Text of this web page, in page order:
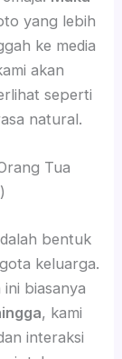
yang lebih
ke media
akan
seperti
natural.
Tua
bentuk
keluarga.
biasanya
, kami
interaksi